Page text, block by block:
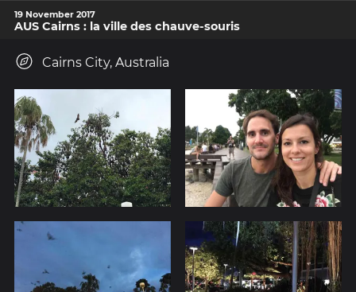
19 November 2017
AUS Cairns : la ville des chauve-souris
Cairns City, Australia